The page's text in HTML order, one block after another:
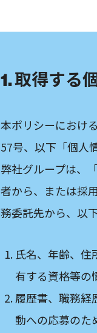
1. 取得する
本ポリシーにおけ
57号、以下「個人
弊社グループは、
者から、または採
務委託先から、以
氏名、年齢、住
有する資格等の
履歴書、職務経
動への応募のた